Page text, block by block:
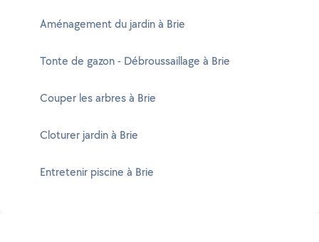
Aménagement du jardin à Brie
Tonte de gazon - Débroussaillage à Brie
Couper les arbres à Brie
Cloturer jardin à Brie
Entretenir piscine à Brie